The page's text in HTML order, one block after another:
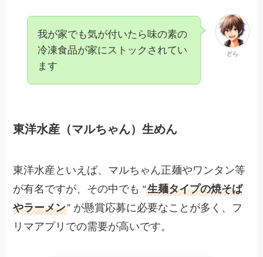
どら
我が家でも気が付いたら味の素の
冷凍食品が家にストックされてい
ます
東洋水産（マルちゃん）生めん
東洋水産といえば、マルちゃん正麺やワンタン等
が有名ですが、その中でも “生麺タイプの焼そば
やラーメン” が懸賞応募に必要なことが多く、フ
リマアプリでの需要が高いです。